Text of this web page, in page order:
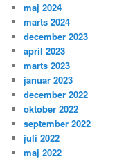
maj 2024
marts 2024
december 2023
april 2023
marts 2023
januar 2023
december 2022
oktober 2022
september 2022
juli 2022
maj 2022